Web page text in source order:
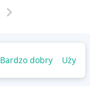
Następna strona
Bardzo dobry